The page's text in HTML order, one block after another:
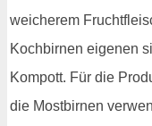
weicherem
Kochbirnen eigenen
Kompott. Für die
die Mostbirnen